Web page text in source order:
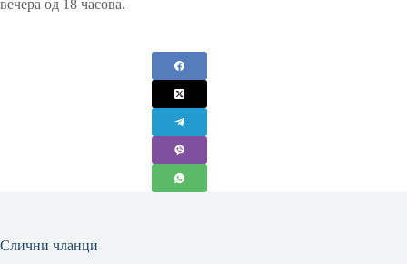
вечера од 18 часова.
Слични чланци